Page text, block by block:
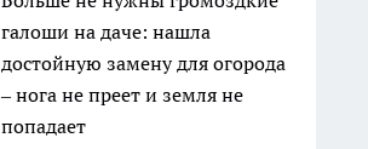
галоши на даче: нашла
достойную замену для огорода
– нога не преет и земля не
попадает